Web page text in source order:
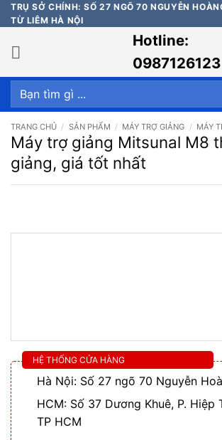
Bỏ
qua
nội
dung
TRỤ SỞ CHÍNH: SỐ 27 NGÕ 70 NGUYỄN
TỪ LIÊM HÀ NỘI
Hotline:
0987126123
Tìm
kiếm:
TRANG CHỦ / SẢN PHẨM / MÁY TRỢ GIẢNG / MÁY
Máy trợ giảng Mitsunal M8
giảng, giá tốt nhất
HỆ THỐNG CỬA HÀNG
Hà Nội: Số 27 ngõ 70 Nguyễn
HCM: Số 37 Dương Khuê, P. Hiệp
TP HCM